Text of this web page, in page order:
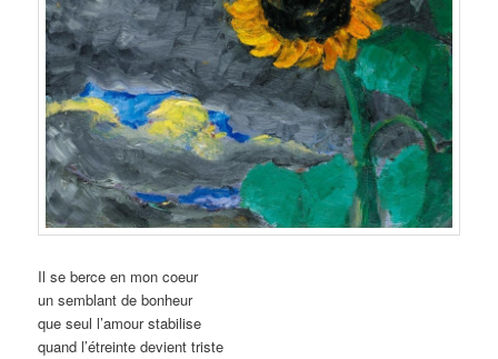
Il se berce en mon coeur
un semblant de bonheur
que seul l’amour stabilise
quand l’étreinte devient triste